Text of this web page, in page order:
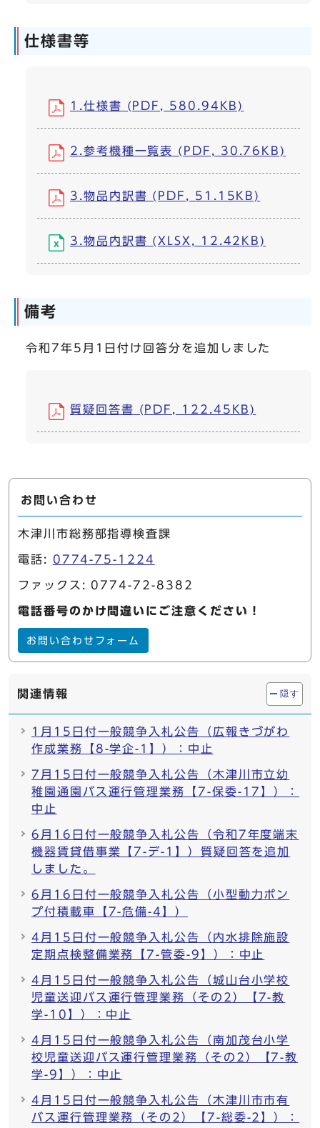
仕様書等
1.仕様書 (PDF, 580.94KB)
2.参考機種一覧表 (PDF, 30.76KB)
3.物品内訳書 (PDF, 51.15KB)
3.物品内訳書 (XLSX, 12.42KB)
備考
令和7年5月1日付け回答分を追加しました
質疑回答書 (PDF, 122.45KB)
お問い合わせ
木津川市総務部指導検査課
電話: 0774-75-1224
ファックス: 0774-72-8382
電話番号のかけ間違いにご注意ください！
お問い合わせフォーム
関連情報 隠す
1月15日付一般競争入札公告（広報きづがわ
作成業務【8-学企-1】）：中止
7月15日付一般競争入札公告（木津川市立幼
稚園通園バス運行管理業務【7-保委-17】）：
中止
6月16日付一般競争入札公告（令和7年度端末
機器賃貸借事業【7-デ-1】）質疑回答を追加
しました。
6月16日付一般競争入札公告（小型動力ポン
プ付積載車【7-危備-4】）
4月15日付一般競争入札公告（内水排除施設
定期点検整備業務【7-管委-9】）：中止
4月15日付一般競争入札公告（城山台小学校
児童送迎バス運行管理業務（その2）【7-教
学-10】）：中止
4月15日付一般競争入札公告（南加茂台小学
校児童送迎バス運行管理業務（その2）【7-教
学-9】）：中止
4月15日付一般競争入札公告（木津川市市有
バス運行管理業務（その2）【7-総委-2】）：